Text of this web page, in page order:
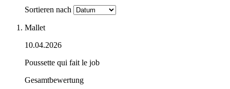
Sortieren nach
Mallet
10.04.2026
Poussette qui fait le job
Gesamtbewertung